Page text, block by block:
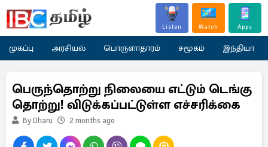
Listen Watch Apps
முகப்பு அரசியல் பொருளாதாரம் சமூகம் இந்தியா
பெருந்தொற்று நிலையை எட்டும் டெங்கு
தொற்று! விடுக்கப்பட்டுள்ள எச்சரிக்கை
By Dharu 2 months ago